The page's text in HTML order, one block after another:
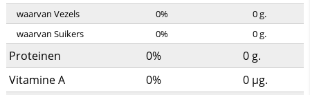
waarvan Vezels 0% 0g.
waarvan Suikers
0% 0g.
Proteinen 0% 0 g.
Vitamine A
0% 0 µg.